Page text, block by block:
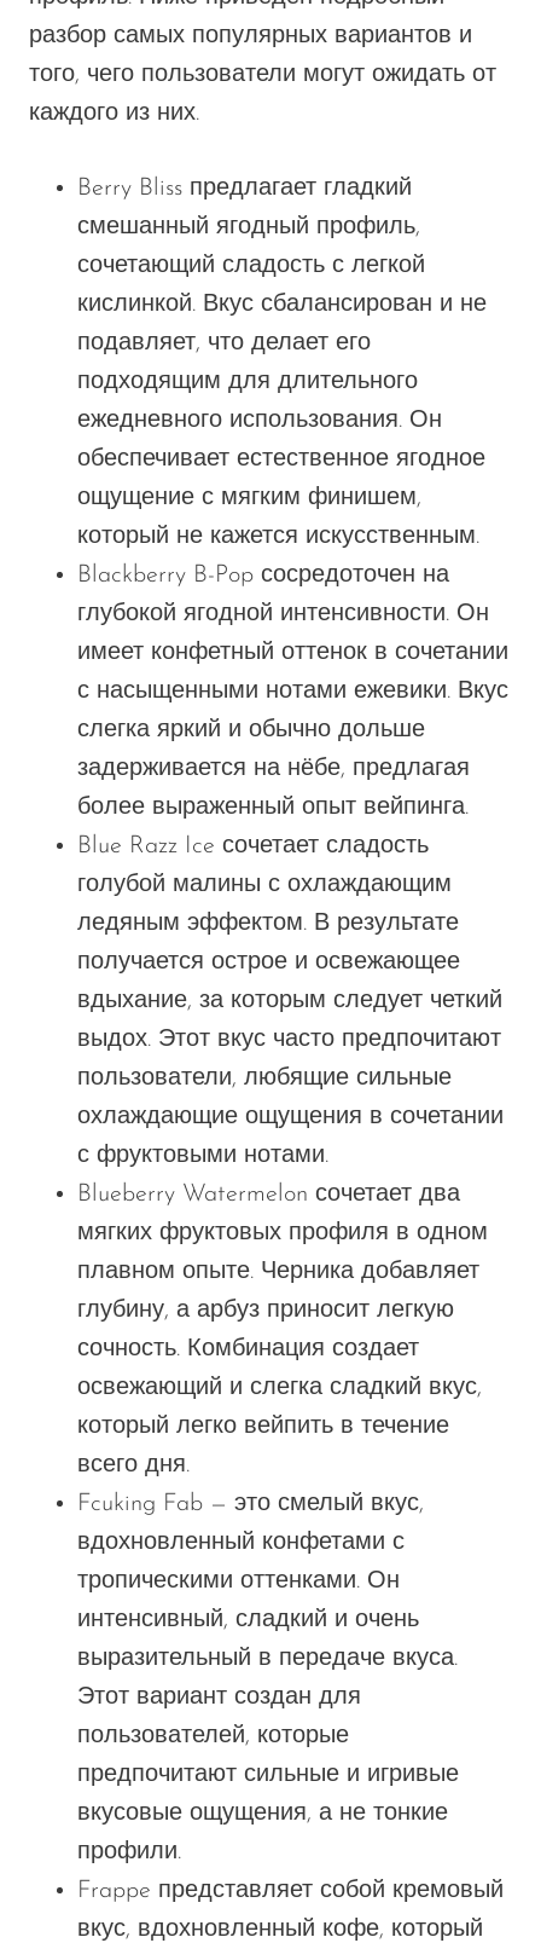
разбор самых популярных вариантов и
того, чего пользователи могут ожидать от
каждого из них.
Berry Bliss предлагает гладкий
смешанный ягодный профиль,
сочетающий сладость с легкой
кислинкой. Вкус сбалансирован и не
подавляет, что делает его
подходящим для длительного
ежедневного использования. Он
обеспечивает естественное ягодное
ощущение с мягким финишем,
который не кажется искусственным.
Blackberry B-Pop сосредоточен на
глубокой ягодной интенсивности. Он
имеет конфетный оттенок в сочетании
с насыщенными нотами ежевики. Вкус
слегка яркий и обычно дольше
задерживается на нёбе, предлагая
более выраженный опыт вейпинга.
Blue Razz Ice сочетает сладость
голубой малины с охлаждающим
ледяным эффектом. В результате
получается острое и освежающее
вдыхание, за которым следует четкий
выдох. Этот вкус часто предпочитают
пользователи, любящие сильные
охлаждающие ощущения в сочетании
с фруктовыми нотами.
Blueberry Watermelon сочетает два
мягких фруктовых профиля в одном
плавном опыте. Черника добавляет
глубину, а арбуз приносит легкую
сочность. Комбинация создает
освежающий и слегка сладкий вкус,
который легко вейпить в течение
всего дня.
Fcuking Fab — это смелый вкус,
вдохновленный конфетами с
тропическими оттенками. Он
интенсивный, сладкий и очень
выразительный в передаче вкуса.
Этот вариант создан для
пользователей, которые
предпочитают сильные и игривые
вкусовые ощущения, а не тонкие
профили.
Frappe представляет собой кремовый
вкус, вдохновленный кофе, который